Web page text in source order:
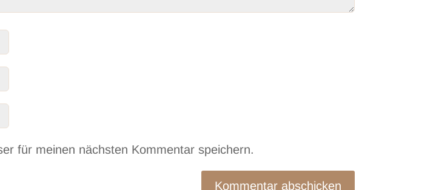
für meinen nächsten Kommentar speichern.
Kommentar abschicken